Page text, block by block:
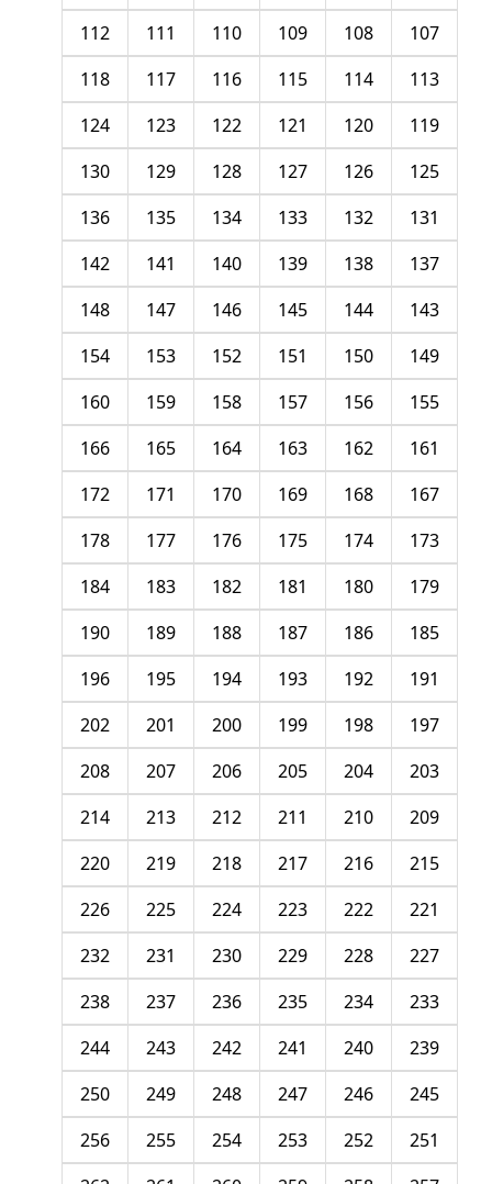
107
108
109
110
111
112
113
114
115
116
117
118
119
120
121
122
123
124
125
126
127
128
129
130
131
132
133
134
135
136
137
138
139
140
141
142
143
144
145
146
147
148
149
150
151
152
153
154
155
156
157
158
159
160
161
162
163
164
165
166
167
168
169
170
171
172
173
174
175
176
177
178
179
180
181
182
183
184
185
186
187
188
189
190
191
192
193
194
195
196
197
198
199
200
201
202
203
204
205
206
207
208
209
210
211
212
213
214
215
216
217
218
219
220
221
222
223
224
225
226
227
228
229
230
231
232
233
234
235
236
237
238
239
240
241
242
243
244
245
246
247
248
249
250
251
252
253
254
255
256